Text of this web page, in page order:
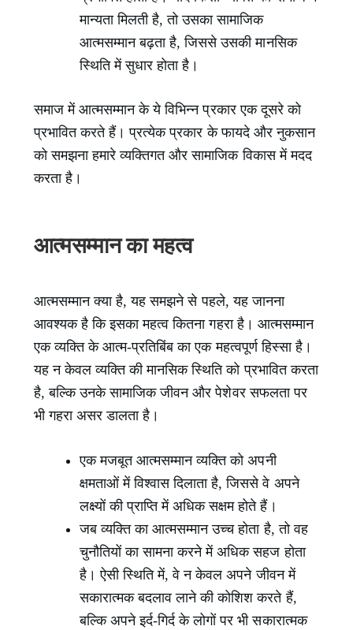
मान्यता मिलती है, तो उसका सामाजिक
आत्मसम्मान बढ़ता है, जिससे उसकी मानसिक
स्थिति में सुधार होता है।
समाज में आत्मसम्मान के ये विभिन्न प्रकार एक दूसरे को
प्रभावित करते हैं। प्रत्येक प्रकार के फायदे और नुकसान
को समझना हमारे व्यक्तिगत और सामाजिक विकास में मदद
करता है।
आत्मसम्मान का महत्व
आत्मसम्मान क्या है, यह समझने से पहले, यह जानना
आवश्यक है कि इसका महत्व कितना गहरा है। आत्मसम्मान
एक व्यक्ति के आत्म-प्रतिबिंब का एक महत्वपूर्ण हिस्सा है।
यह न केवल व्यक्ति की मानसिक स्थिति को प्रभावित करता
है, बल्कि उनके सामाजिक जीवन और पेशेवर सफलता पर
भी गहरा असर डालता है।
एक मजबूत आत्मसम्मान व्यक्ति को अपनी
क्षमताओं में विश्वास दिलाता है, जिससे वे अपने
लक्ष्यों की प्राप्ति में अधिक सक्षम होते हैं।
जब व्यक्ति का आत्मसम्मान उच्च होता है, तो वह
चुनौतियों का सामना करने में अधिक सहज होता
है। ऐसी स्थिति में, वे न केवल अपने जीवन में
सकारात्मक बदलाव लाने की कोशिश करते हैं,
बल्कि अपने इर्द-गिर्द के लोगों पर भी सकारात्मक